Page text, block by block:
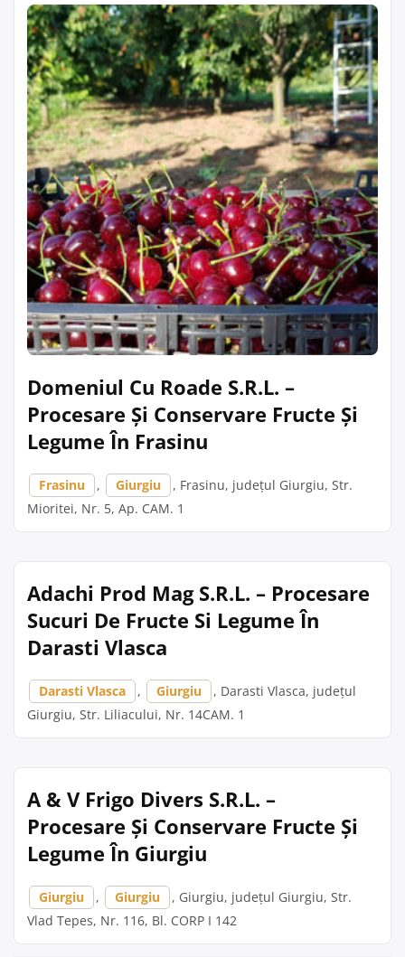
Domeniul Cu Roade S.R.L. –
Procesare Și Conservare Fructe Și
Legume În Frasinu
Frasinu , Giurgiu
, Frasinu, județul Giurgiu, Str.
Mioritei, Nr. 5, Ap. CAM. 1
Adachi Prod Mag S.R.L. – Procesare
Sucuri De Fructe Si Legume În
Darasti Vlasca
Darasti Vlasca , Giurgiu
, Darasti Vlasca, județul
Giurgiu, Str. Liliacului, Nr. 14CAM. 1
A & V Frigo Divers S.R.L. –
Procesare Și Conservare Fructe Și
Legume În Giurgiu
Giurgiu , Giurgiu
, Giurgiu, județul Giurgiu, Str.
Vlad Tepes, Nr. 116, Bl. CORP I 142